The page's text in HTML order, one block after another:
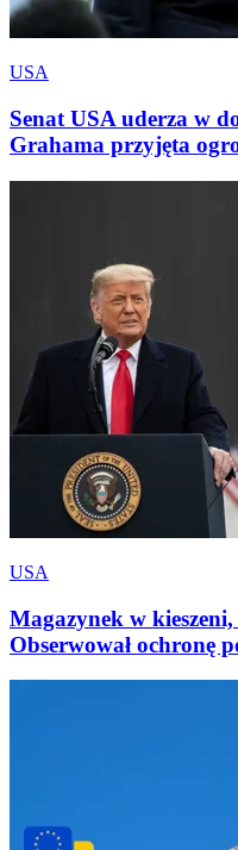
USA
Senat USA uderza w
Grahama przyjęta
USA
Magazynek w
Obserwował ochronę